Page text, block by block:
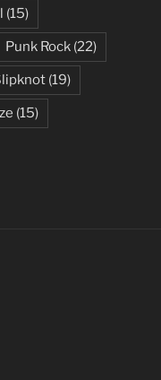
(15)
Punk Rock (22)
(19)
(15)